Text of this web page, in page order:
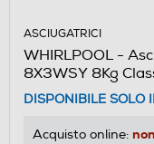
ASCIUGATRICI
WHIRLPOOL -
8X3WSY 8Kg
DISPONIBILE SOLO
Acquisto online: